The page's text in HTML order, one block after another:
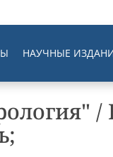
НАУЧНЫЕ